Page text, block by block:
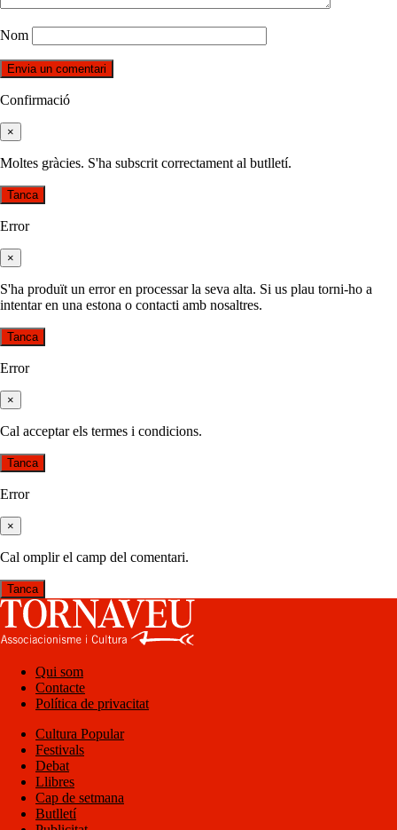
Nom
Confirmació
×
Moltes gràcies. S'ha subscrit correctament al butlletí.
Tanca
Error
×
S'ha produït un error en processar la seva alta. Si us plau torni-ho a
intentar en una estona o contacti amb nosaltres.
Tanca
Error
×
Cal acceptar els termes i condicions.
Tanca
Error
×
Cal omplir el camp del comentari.
Tanca
Qui som
Contacte
Política de privacitat
Cultura Popular
Festivals
Debat
Llibres
Cap de setmana
Butlletí